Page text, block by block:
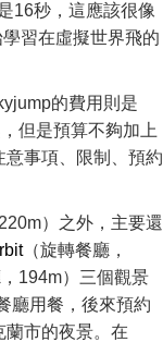
16秒，這應該很像
習在虛擬世界飛的
的費用則是
但是預算不夠加上
事項、限制、預約
）之外，主要還
（旋轉餐廳，
，194m）三個觀景
廳用餐，後來預約
蘭市的夜景。在